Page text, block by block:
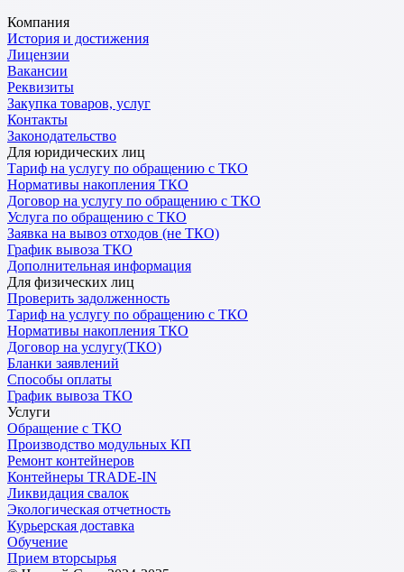
Компания
История и достижения
Лицензии
Вакансии
Реквизиты
Закупка товаров, услуг
Контакты
Законодательство
Для юридических лиц
Тариф на услугу по обращению с ТКО
Нормативы накопления ТКО
Договор на услугу по обращению с ТКО
Услуга по обращению с ТКО
Заявка на вывоз отходов (не ТКО)
График вывоза ТКО
Дополнительная информация
Для физических лиц
Проверить задолженность
Тариф на услугу по обращению с ТКО
Нормативы накопления ТКО
Договор на услугу(ТКО)
Бланки заявлений
Способы оплаты
График вывоза ТКО
Услуги
Обращение с ТКО
Производство модульных КП
Ремонт контейнеров
Контейнеры TRADE-IN
Ликвидация свалок
Экологическая отчетность
Курьерская доставка
Обучение
Прием вторсырья